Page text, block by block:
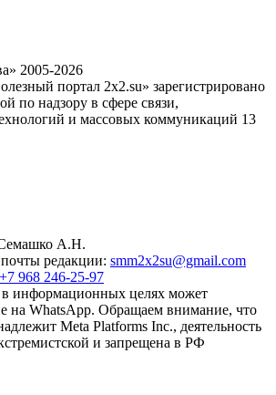
2005-2026
портал 2x2.su» зарегистрировано
по надзору в сфере связи,
и массовых коммуникаций 13
А.Н.
редакции: smm2x2su@gmail.com
+7 968 246-25-97
в информационных целях может
на WhatsApp. Обращаем внимание, что
Meta Platforms Inc., деятельность
и запрещена в РФ